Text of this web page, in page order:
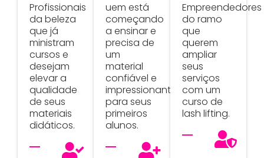
Profissionais
da beleza
que já
ministram
cursos e
desejam
elevar a
qualidade
de seus
materiais
didáticos.
uem está
começando
a ensinar e
precisa de
um
material
confiável e
impressionante
para seus
primeiros
alunos.
Empreendedores
do ramo
que
querem
ampliar
seus
serviços
com um
curso de
lash lifting.